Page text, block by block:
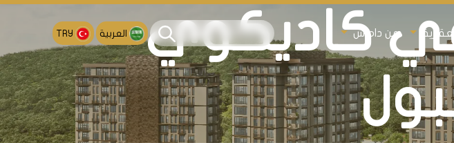
عن داماس العربية TRY
في كاديكوي